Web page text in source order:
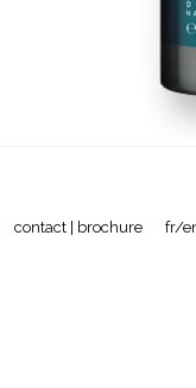
contact | brochure fr/